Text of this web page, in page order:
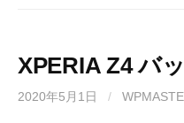
XPERIA Z4 バ
2020年5月1日 /